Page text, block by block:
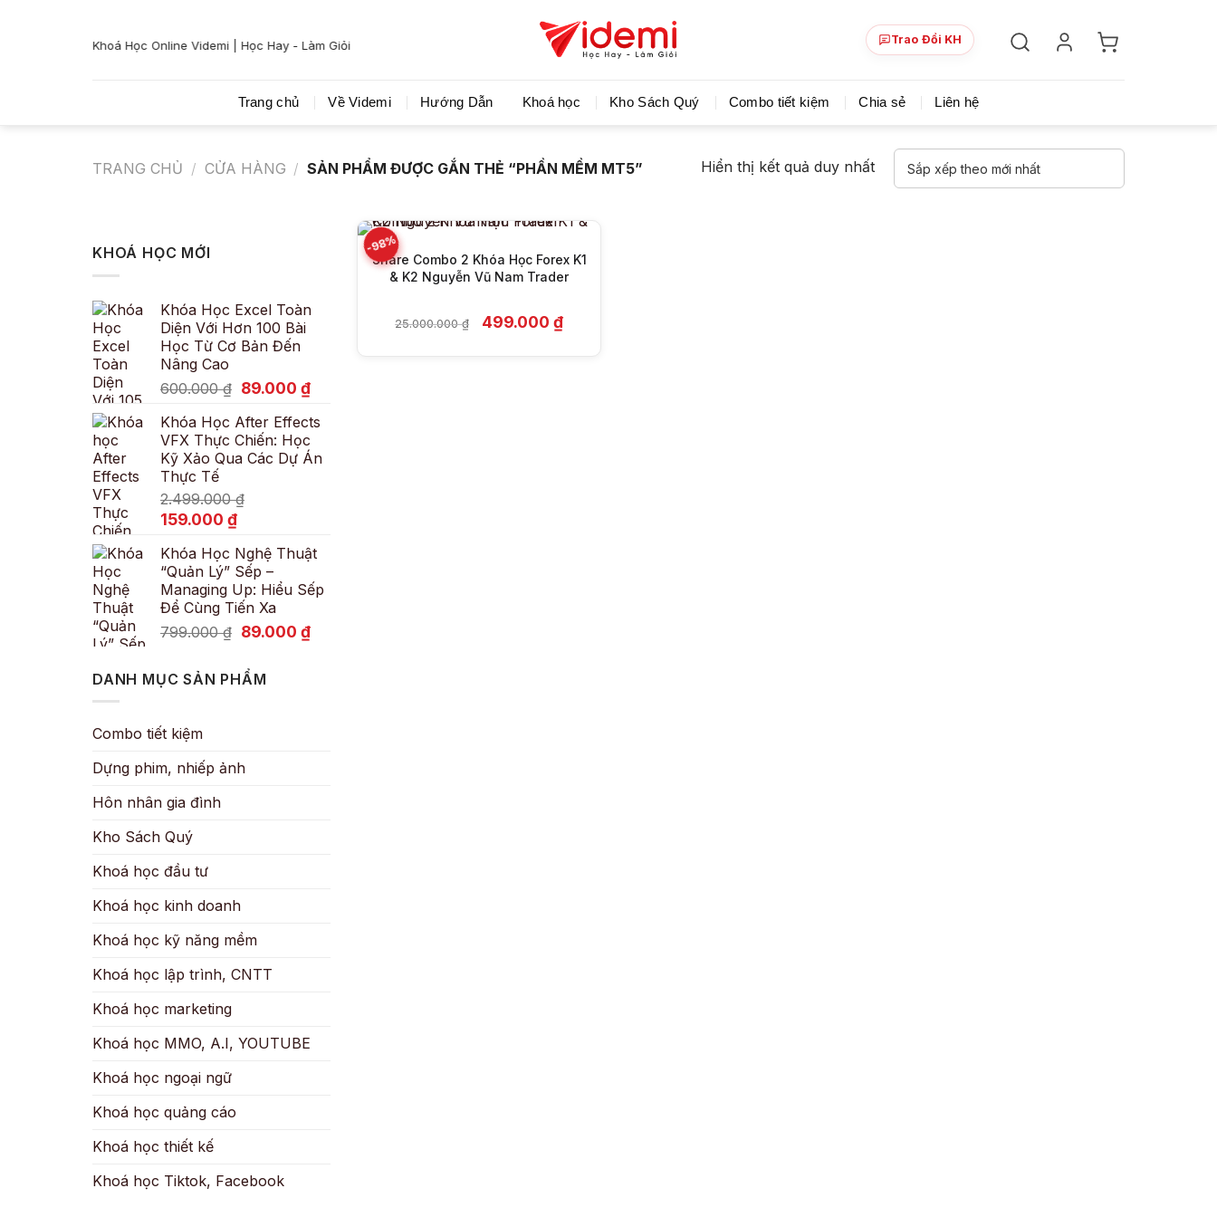
Khoá Học Online Videmi | Học Hay - Làm Giỏi Videmi giúp bạn học tiết kiệm và tiến bộ hơn mỗi ngày! Chia sẻ khoá học giá rẻ cho những ai hạn hẹp
Trao Đổi KH
Trang chủ Về Videmi Hướng Dẫn Khoá học Kho Sách Quý Combo tiết kiệm Chia sẻ Liên hệ
TRANG CHỦ / CỬA HÀNG / SẢN PHẨM ĐƯỢC GẮN THẺ “PHẦN MỀM MT5” Hiển thị kết quả duy nhất
KHOÁ HỌC MỚI
Khóa Học Excel Toàn
Diện Với Hơn 100 Bài
Học Từ Cơ Bản Đến
Nâng Cao
600.000₫ Giá
là:
600.000 ₫.
89.000 ₫Giá
tại
là:
89.000 ₫.
Khóa Học After Effects
VFX Thực Chiến: Học
Kỹ Xảo Qua Các Dự Án
Thực Tế
2.499.000₫
Giá
là:
2.499.000 ₫.
159.000 ₫Giá
tại
là:
159.000 ₫.
Khóa Học Nghệ Thuật
“Quản Lý” Sếp –
Managing Up: Hiểu Sếp
Để Cùng Tiến Xa
799.000₫ Giá
là:
799.000 ₫.
89.000 ₫Giá
DANH MỤC SẢN PHẨM
Combo tiết kiệm
Dựng phim, nhiếp ảnh
Hôn nhân gia đình
Kho Sách Quý
Khoá học đầu tư
Khoá học kinh doanh
Khoá học kỹ năng mềm
Khoá học lập trình, CNTT
Khoá học marketing
Khoá học MMO, A.I, YOUTUBE
Khoá học ngoại ngữ
Khoá học quảng cáo
Khoá học thiết kế
Khoá học Tiktok, Facebook
-98%
Share Combo 2 Khóa Học Forex K1
& K2 Nguyễn Vũ Nam Trader
25.000.000₫ Giá
499.000₫Giá